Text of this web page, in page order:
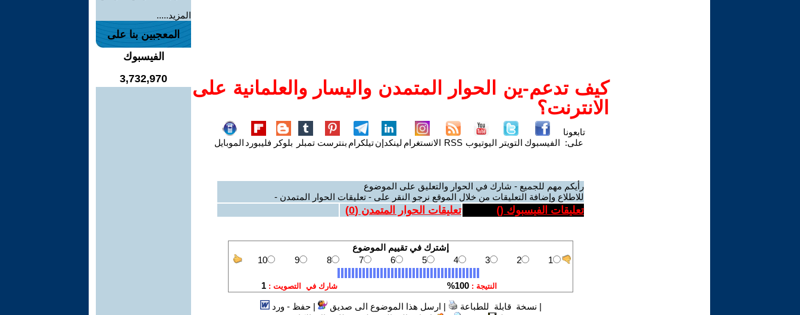
كيف تدعم-ين الحوار المتمدن واليسار والعلمانية على
الانترنت؟
تابعونا
على: الفيسبوك التويتر اليوتيوب RSS الانستغرام لينكدإنتيلكرام بنترست تمبلر بلوكر فليبورد الموبايل
رأيكم مهم للجميع - شارك في الحوار والتعليق على الموضوع
للاطلاع وإضافة التعليقات من خلال الموقع نرجو النقر على - تعليقات الحوار المتمدن -
تعليقات الفيسبوك () تعليقات الحوار المتمدن (0
)
| نسخة قابلة للطباعة | ارسل هذا الموضوع الى صديق |حفظ - ورد
المزيد.....
المعجبين بنا على
الفيسبوك
3,732,970